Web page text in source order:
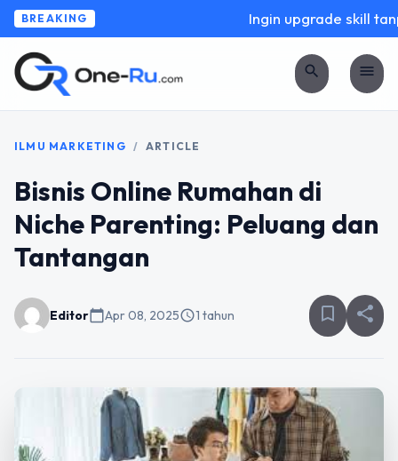
BREAKING Ingin upgrade skill
search menu
ILMU MARKETING / ARTICLE
Bisnis Online Rumahan di
Niche Parenting: Peluang dan
Tantangan
Editorcalendar_todayApr 08, 2025schedule1 tahun bookmark_border share